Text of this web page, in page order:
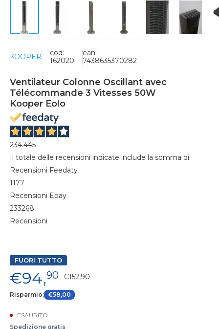
KOOPER
cod:
162020
ean:
7438635370282
Ventilateur Colonne Oscillant avec
Télécommande 3 Vitesses 50W
Kooper Eolo
234.445
Il totale delle recensioni indicate include la somma di:
Recensioni Feedaty
1177
Recensioni Ebay
233268
Recensioni
FUORI TUTTO
€94,90 €152,90
Risparmio: €58,00
ESAURITO
Spedizione gratis